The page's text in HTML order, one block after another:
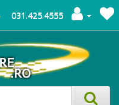
031.425.4555